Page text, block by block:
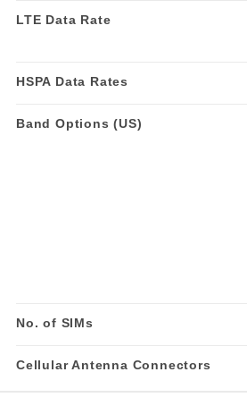
LTE Data Rate
HSPA Data Rates
Band Options (US)
No. of SIMs
Cellular Antenna Connectors